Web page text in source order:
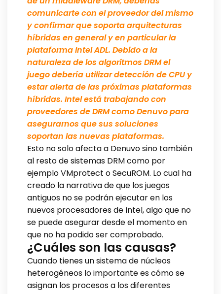
comunicarte con el proveedor del mismo
y confirmar que soporta arquitecturas
híbridas en general y en particular la
plataforma Intel ADL. Debido a la
naturaleza de los algoritmos DRM el
juego debería utilizar detección de CPU y
estar alerta de las próximas plataformas
híbridas. Intel está trabajando con
proveedores de DRM como Denuvo para
asegurarnos que sus soluciones
soportan las nuevas plataformas.
Esto no solo afecta a Denuvo sino también
al resto de sistemas DRM como por
ejemplo VMprotect o SecuROM. Lo cual ha
creado la narrativa de que los juegos
antiguos no se podrán ejecutar en los
nuevos procesadores de Intel, algo que no
se puede asegurar desde el momento en
que no ha podido ser comprobado.
¿Cuáles son las causas?
Cuando tienes un sistema de núcleos
heterogéneos lo importante es cómo se
asignan los procesos a los diferentes